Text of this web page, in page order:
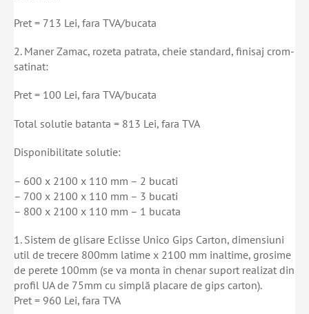
Pret = 713 Lei, fara TVA/bucata
2. Maner Zamac, rozeta patrata, cheie standard, finisaj crom-
satinat:
Pret = 100 Lei, fara TVA/bucata
Total solutie batanta = 813 Lei, fara TVA
Disponibilitate solutie:
– 600 x 2100 x 110 mm – 2 bucati
– 700 x 2100 x 110 mm – 3 bucati
– 800 x 2100 x 110 mm – 1 bucata
1. Sistem de glisare Eclisse Unico Gips Carton, dimensiuni
util de trecere 800mm latime x 2100 mm inaltime, grosime
de perete 100mm (se va monta în chenar suport realizat din
profil UA de 75mm cu simplă placare de gips carton).
Pret = 960 Lei, fara TVA